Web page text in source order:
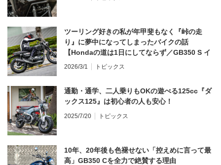
ツーリング好きの私が年甲斐もなく『峠の走
り』に夢中になってしまったバイクの話
【Hondaの道は1日にしてならず／GB350 S イ
ンプレ・レビュー 前編】
2026/3/1 トピックス
通勤・通学、二人乗りもOKの遊べる125cc『ダ
ックス125』は初心者の人も安心！
2025/7/20 トピックス
10年、20年後も色褪せない「控えめに言って最
高」GB350 Cを全力で絶賛する理由